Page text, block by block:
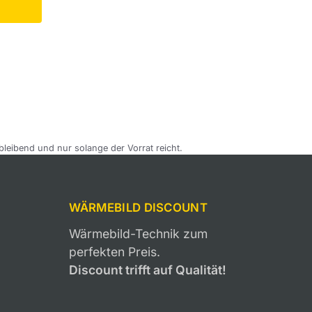
und nur solange der Vorrat reicht.
WÄRMEBILD DISCOUNT
Wärmebild-Technik zum
perfekten Preis.
Discount trifft auf Qualität!